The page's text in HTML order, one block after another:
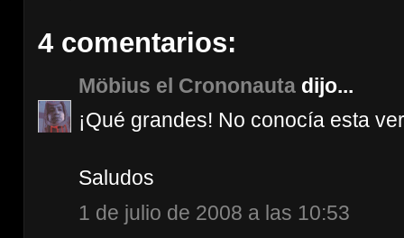
4 comentarios:
Möbius el Crononauta dijo...
¡Qué grandes! No conocía esta
Saludos
1 de julio de 2008 a las 10:53